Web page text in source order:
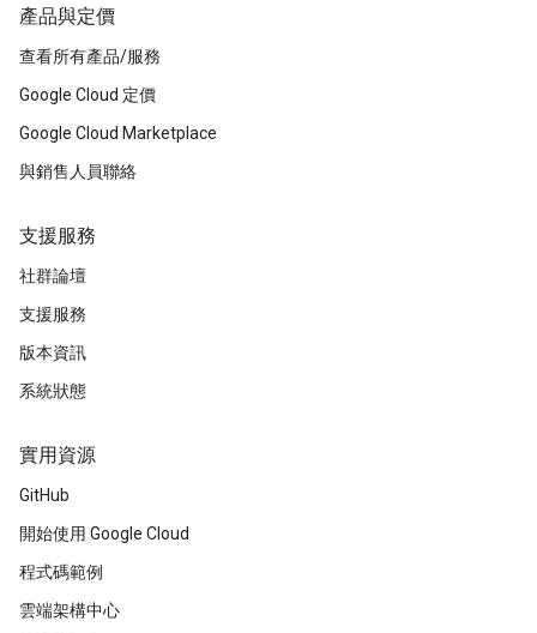
產品與定價
查看所有產品/服務
Google Cloud 定價
Google Cloud Marketplace
與銷售人員聯絡
支援服務
社群論壇
支援服務
版本資訊
系統狀態
實用資源
GitHub
開始使用 Google Cloud
程式碼範例
雲端架構中心